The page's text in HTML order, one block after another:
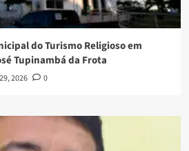
do Turismo Religioso em
Tupinambá da Frota
2026 0